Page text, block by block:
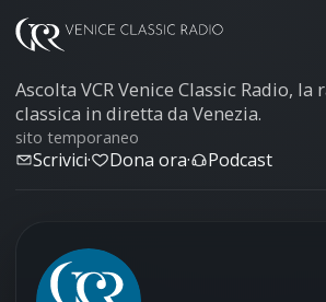
Ascolta VCR Venice Classic Radio,
classica in diretta da Venezia.
sito temporaneo
Scrivici· Dona ora· Podcast